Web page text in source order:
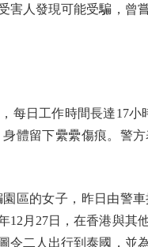
人發現可能受騙，曾
日工作時間長達17小
體留下纍纍傷痕。警
的女子，昨日由警車
12月27日，在香港與其
令二人出行到泰國，並